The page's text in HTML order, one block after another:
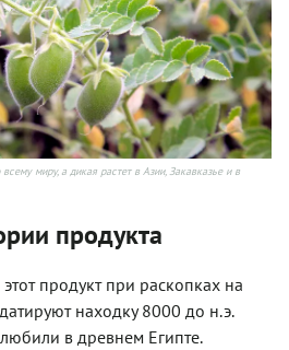
миру, а дикая растет в Азии, Закавказье и в
продукта
продукт при раскопках на
находку 8000 до н.э.
в древнем Египте.